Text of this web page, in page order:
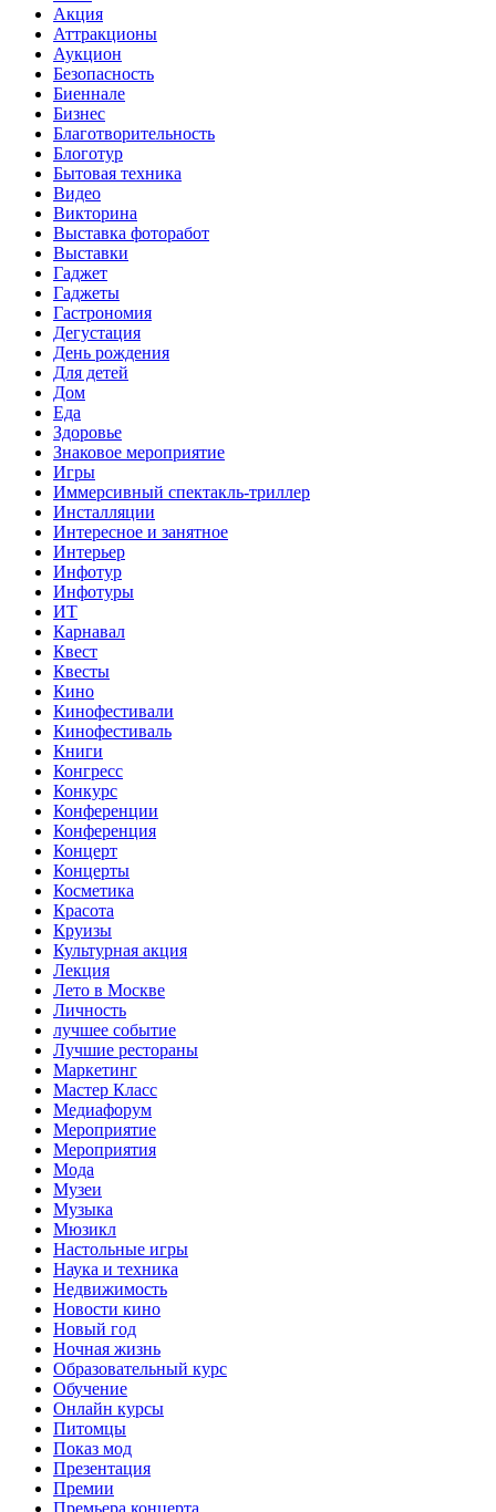
Акция
Аттракционы
Аукцион
Безопасность
Биеннале
Бизнес
Благотворительность
Блоготур
Бытовая техника
Видео
Викторина
Выставка фоторабот
Выставки
Гаджет
Гаджеты
Гастрономия
Дегустация
День рождения
Для детей
Дом
Еда
Здоровье
Знаковое мероприятие
Игры
Иммерсивный спектакль-триллер
Инсталляции
Интересное и занятное
Интерьер
Инфотур
Инфотуры
ИТ
Карнавал
Квест
Квесты
Кино
Кинофестивали
Кинофестиваль
Книги
Конгресс
Конкурс
Конференции
Конференция
Концерт
Концерты
Косметика
Красота
Круизы
Культурная акция
Лекция
Лето в Москве
Личность
лучшее событие
Лучшие рестораны
Маркетинг
Мастер Класс
Медиафорум
Мероприятие
Мероприятия
Мода
Музеи
Музыка
Мюзикл
Настольные игры
Наука и техника
Недвижимость
Новости кино
Новый год
Ночная жизнь
Образовательный курс
Обучение
Онлайн курсы
Питомцы
Показ мод
Презентация
Премии
Премьера концерта